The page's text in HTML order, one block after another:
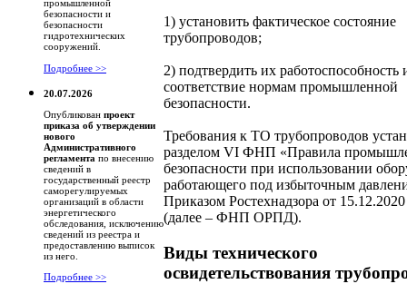
промышленной
безопасности и
безопасности
гидротехнических
сооружений.
Подробнее >>
20.07.2026
Опубликован проект
приказа об утверждении
нового
Административного
регламента по внесению
сведений в
государственный реестр
саморегулируемых
организаций в области
энергетического
обследования, исключению
сведений из реестра и
предоставлению выписок
из него.
Подробнее >>
1) установить фактическое состояние
трубопроводов;
2) подтвердить их работоспособность
соответствие нормам промышленной
безопасности.
Требования к ТО трубопроводов
разделом VI ФНП «Правила
безопасности при использовании
работающего под избыточным
Приказом Ростехнадзора от
(далее – ФНП ОРПД).
Виды технического
освидетельствования